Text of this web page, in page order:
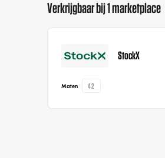
Verkrijgbaar bij 1 marketplace
StockX
Maten 42